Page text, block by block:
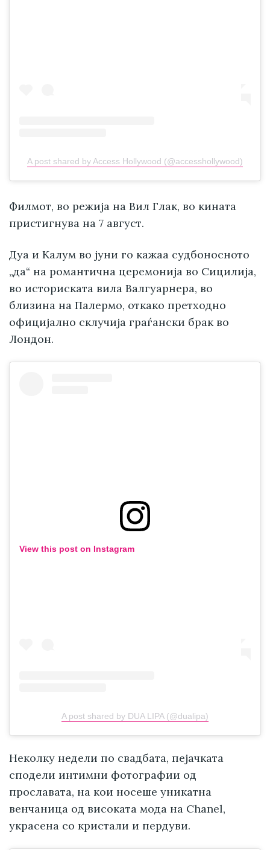
A post shared by Access Hollywood (@accesshollywood)
Филмот, во режија на Вил Глак, во кината
пристигнува на 7 август.
Дуа и Калум во јуни го кажаа судбоносното
„да“ на романтична церемонија во Сицилија,
во историската вила Валгуарнера, во
близина на Палермо, откако претходно
официјално склучија граѓански брак во
Лондон.
View this post on Instagram
A post shared by DUA LIPA (@dualipa)
Неколку недели по свадбата, пејачката
сподели интимни фотографии од
прославата, на кои носеше уникатна
венчаница од високата мода на Chanel,
украсена со кристали и пердуви.